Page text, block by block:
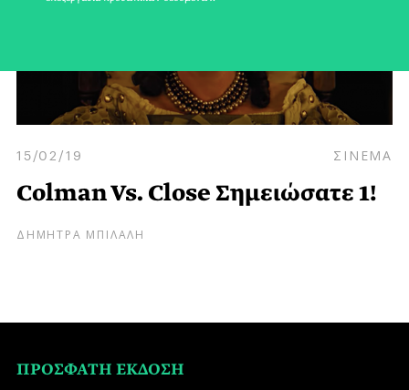
15/02/19 ΣΙΝΕΜΑ
Colman Vs. Close Σημειώσατε 1!
ΔΗΜΗΤΡΑ ΜΠΙΛΑΛΗ
ΠΡΟΣΦΑΤΗ ΕΚΔΟΣΗ